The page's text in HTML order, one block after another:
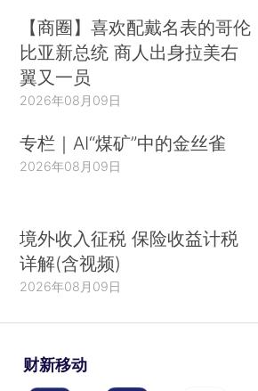
【商圈】喜欢配戴名表的哥伦
比亚新总统 商人出身拉美右
翼又一员
2026年08月09日
专栏｜AI“煤矿”中的金丝雀
2026年08月09日
境外收入征税 保险收益计税
详解(含视频)
2026年08月09日
财新移动